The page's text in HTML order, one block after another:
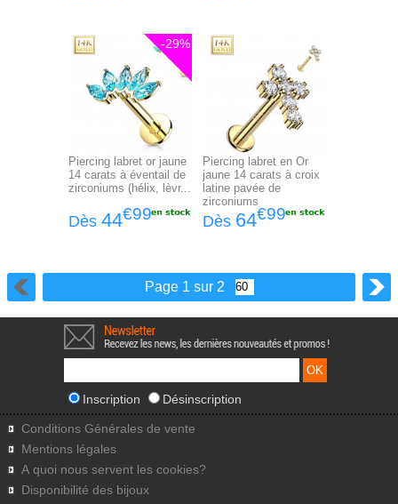
Piercing labret or jaune
14 carats à éventail de
zirconiums (hélix, lèvr...
Dès 44€99
-29%
Piercing labret en Or
jaune 14 carats à croix
latine pavée de
zirconiums
Dès 64€99
Page 1 sur 2
Inscription Désinscription
Conditions Générales de vente
Mentions légales
A quoi nous servent les cookies?
Disponibilité des bijoux